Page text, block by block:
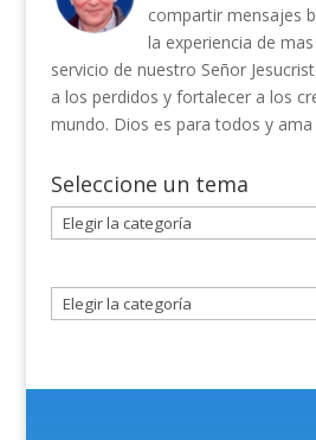
compartir mensajes
la experiencia de
servicio de nuestro Señor
a los perdidos y fortalecer a los
mundo. Dios es para todos y
Seleccione un tema
Seleccione
un